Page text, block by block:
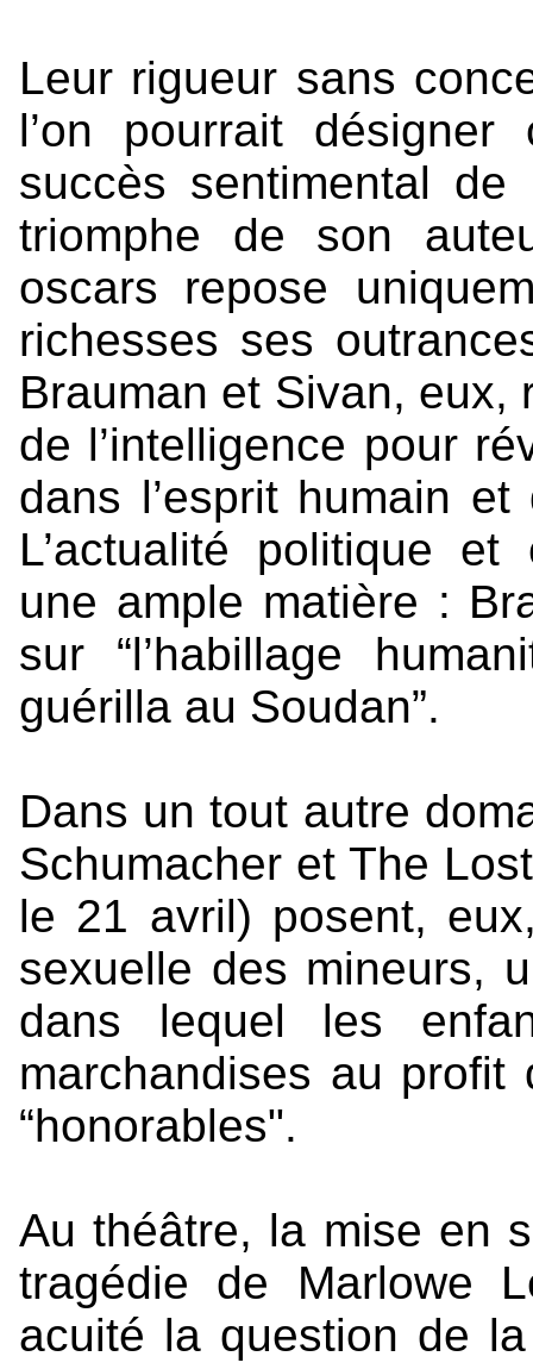
Leur rigueur sans
l’on pourrait
succès sentimental
triomphe de son
oscars repose
richesses ses
Brauman et Sivan, eux,
de l’intelligence pour
dans l’esprit humain
L’actualité politique
une ample matière :
sur “l’habillage
guérilla au Soudan”.
Dans un tout autre
Schumacher et The
le 21 avril) posent,
sexuelle des mineurs,
dans lequel les
marchandises au
“honorables".
Au théâtre, la mise en
tragédie de Marlowe
acuité la question de